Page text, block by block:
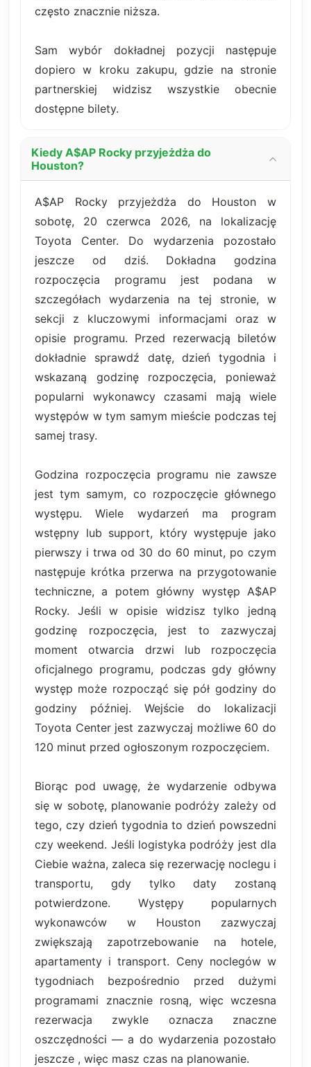
często znacznie niższa.
Sam wybór dokładnej pozycji następuje
dopiero w kroku zakupu, gdzie na stronie
partnerskiej widzisz wszystkie obecnie
dostępne bilety.
Kiedy A$AP Rocky przyjeżdża do
Houston?
A$AP Rocky przyjeżdża do Houston w
sobotę, 20 czerwca 2026, na lokalizację
Toyota Center. Do wydarzenia pozostało
jeszcze od dziś. Dokładna godzina
rozpoczęcia programu jest podana w
szczegółach wydarzenia na tej stronie, w
sekcji z kluczowymi informacjami oraz w
opisie programu. Przed rezerwacją biletów
dokładnie sprawdź datę, dzień tygodnia i
wskazaną godzinę rozpoczęcia, ponieważ
popularni wykonawcy czasami mają wiele
występów w tym samym mieście podczas tej
samej trasy.
Godzina rozpoczęcia programu nie zawsze
jest tym samym, co rozpoczęcie głównego
występu. Wiele wydarzeń ma program
wstępny lub support, który występuje jako
pierwszy i trwa od 30 do 60 minut, po czym
następuje krótka przerwa na przygotowanie
techniczne, a potem główny występ A$AP
Rocky. Jeśli w opisie widzisz tylko jedną
godzinę rozpoczęcia, jest to zazwyczaj
moment otwarcia drzwi lub rozpoczęcia
oficjalnego programu, podczas gdy główny
występ może rozpocząć się pół godziny do
godziny później. Wejście do lokalizacji
Toyota Center jest zazwyczaj możliwe 60 do
120 minut przed ogłoszonym rozpoczęciem.
Biorąc pod uwagę, że wydarzenie odbywa
się w sobotę, planowanie podróży zależy od
tego, czy dzień tygodnia to dzień powszedni
czy weekend. Jeśli logistyka podróży jest dla
Ciebie ważna, zaleca się rezerwację noclegu i
transportu, gdy tylko daty zostaną
potwierdzone. Występy popularnych
wykonawców w Houston zazwyczaj
zwiększają zapotrzebowanie na hotele,
apartamenty i transport. Ceny noclegów w
tygodniach bezpośrednio przed dużymi
programami znacznie rosną, więc wczesna
rezerwacja zwykle oznacza znaczne
oszczędności — a do wydarzenia pozostało
jeszcze , więc masz czas na planowanie.